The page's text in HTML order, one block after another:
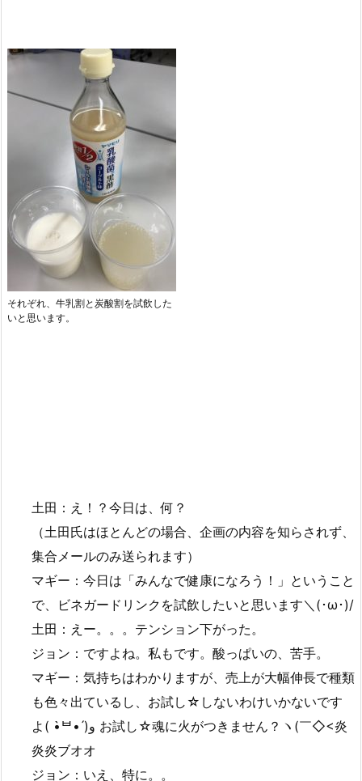
それぞれ、牛乳割と炭酸割を試飲した
いと思います。
土田：え！？今日は、何？
（土田氏はほとんどの場合、企画の内容を知らされず、
集合メールのみ送られます）
マギー：今日は「みんなで健康になろう！」ということ
で、ビネガードリンクを試飲したいと思います＼(･ω･)/
土田：えー。。。テンション下がった。
ジョン：ですよね。私もです。酸っぱいの、苦手。
マギー：気持ちはわかりますが、売上が大幅伸長で種類
も色々出ているし、お試し☆しないわけいかないです
よ( •̀ᄇ• ́)ﻭ お試し☆魂に火がつきません？ヽ(￣◇<炎
炎炎ブオオ
ジョン：いえ、特に。。